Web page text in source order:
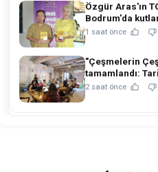
Özgür Aras'ın
Bodrum'da
eğitimine!
1 saat önce
"Çeşmelerin
tamamlandı:
restorasyonla
2 saat önce